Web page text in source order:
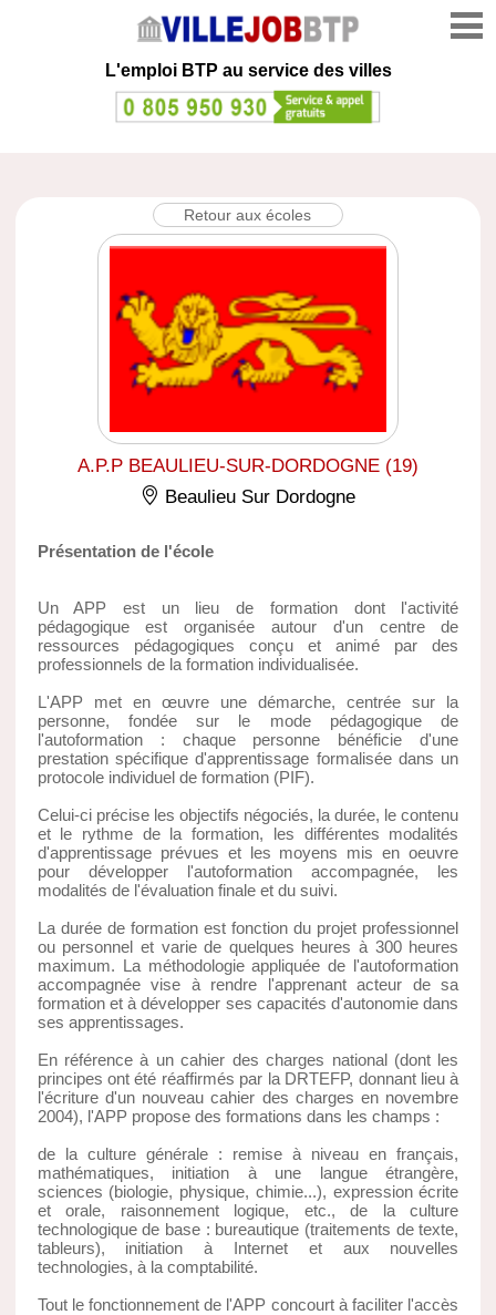
L'emploi BTP au service des villes
Retour aux écoles
A.P.P BEAULIEU-SUR-DORDOGNE (19)
Beaulieu Sur Dordogne
Présentation de l'école
Un APP est un lieu de formation dont l'activité
pédagogique est organisée autour d'un centre de
ressources pédagogiques conçu et animé par des
professionnels de la formation individualisée.
L'APP met en œuvre une démarche, centrée sur la
personne, fondée sur le mode pédagogique de
l'autoformation : chaque personne bénéficie d'une
prestation spécifique d'apprentissage formalisée dans un
protocole individuel de formation (PIF).
Celui-ci précise les objectifs négociés, la durée, le contenu
et le rythme de la formation, les différentes modalités
d'apprentissage prévues et les moyens mis en oeuvre
pour développer l'autoformation accompagnée, les
modalités de l'évaluation finale et du suivi.
La durée de formation est fonction du projet professionnel
ou personnel et varie de quelques heures à 300 heures
maximum. La méthodologie appliquée de l'autoformation
accompagnée vise à rendre l'apprenant acteur de sa
formation et à développer ses capacités d'autonomie dans
ses apprentissages.
En référence à un cahier des charges national (dont les
principes ont été réaffirmés par la DRTEFP, donnant lieu à
l'écriture d'un nouveau cahier des charges en novembre
2004), l'APP propose des formations dans les champs :
de la culture générale : remise à niveau en français,
mathématiques, initiation à une langue étrangère,
sciences (biologie, physique, chimie...), expression écrite
et orale, raisonnement logique, etc., de la culture
technologique de base : bureautique (traitements de texte,
tableurs), initiation à Internet et aux nouvelles
technologies, à la comptabilité.
Tout le fonctionnement de l'APP concourt à faciliter l'accès